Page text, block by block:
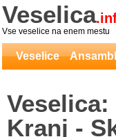
Veselica
Vse veselice na enem mestu
Veselice
Kranj -